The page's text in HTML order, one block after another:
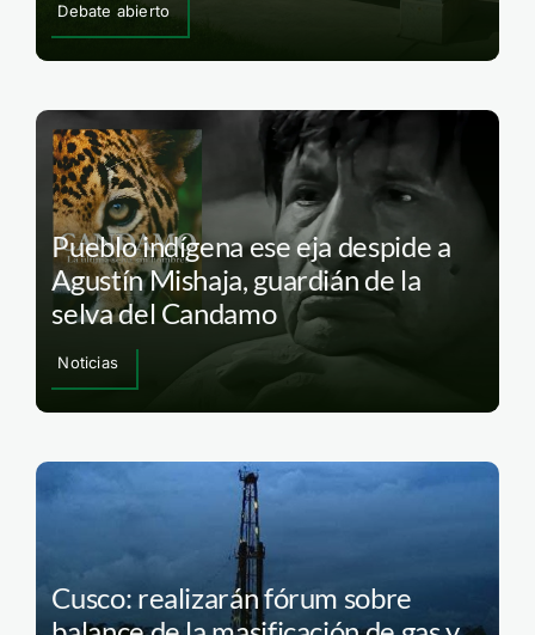
Debate abierto
Pueblo indígena ese eja despide a
Agustín Mishaja, guardián de la
selva del Candamo
Noticias
Cusco: realizarán fórum sobre